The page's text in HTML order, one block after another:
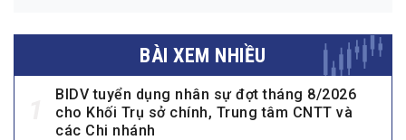
BÀI XEM NHIỀU
BIDV tuyển dụng nhân sự đợt tháng 8/2026
cho Khối Trụ sở chính, Trung tâm CNTT và
các Chi nhánh